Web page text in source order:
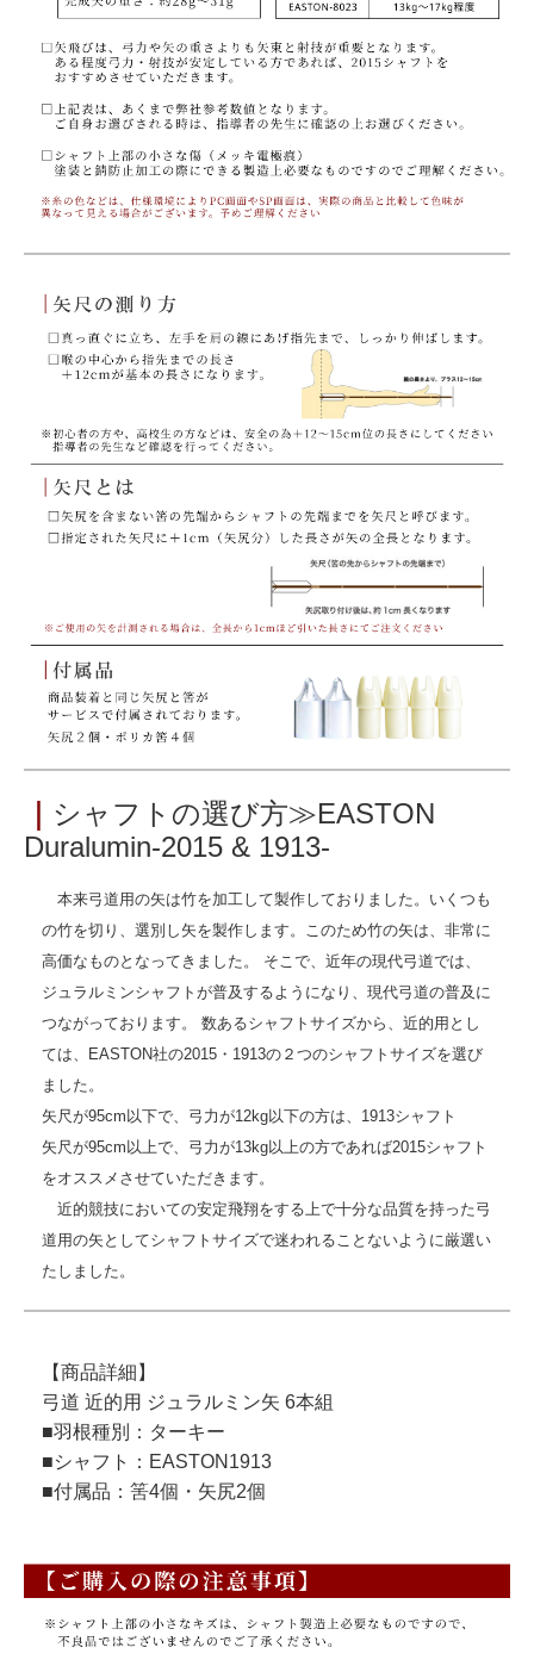
シャフトの選び方≫EASTON
Duralumin-2015 & 1913-
本来弓道用の矢は竹を加工して製作しておりました。いくつも
の竹を切り、選別し矢を製作します。このため竹の矢は、非常に
高価なものとなってきました。 そこで、近年の現代弓道では、
ジュラルミンシャフトが普及するようになり、現代弓道の普及に
つながっております。 数あるシャフトサイズから、近的用とし
ては、EASTON社の2015・1913の２つのシャフトサイズを選び
ました。
矢尺が95cm以下で、弓力が12kg以下の方は、1913シャフト
矢尺が95cm以上で、弓力が13kg以上の方であれば2015シャフト
をオススメさせていただきます。
近的競技においての安定飛翔をする上で十分な品質を持った弓
道用の矢としてシャフトサイズで迷われることないように厳選い
たしました。
【商品詳細】
弓道 近的用 ジュラルミン矢 6本組
■羽根種別：ターキー
■シャフト：EASTON1913
■付属品：筈4個・矢尻2個